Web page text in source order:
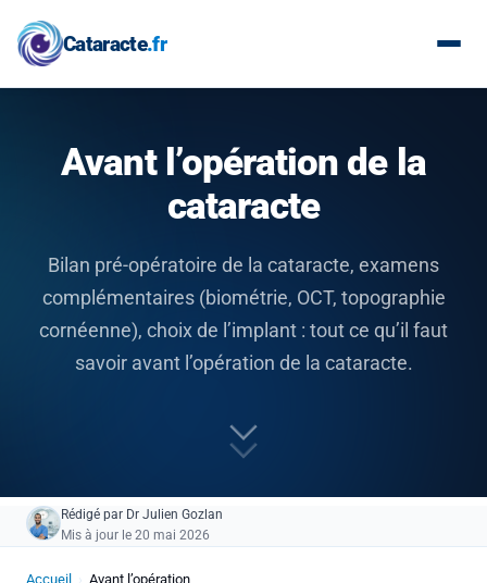
Cataracte.fr
Avant l’opération de la
cataracte
Bilan pré-opératoire de la cataracte, examens
complémentaires (biométrie, OCT, topographie
cornéenne), choix de l’implant : tout ce qu’il faut
savoir avant l’opération de la cataracte.
Rédigé par Dr Julien Gozlan
Mis à jour le 20 mai 2026
Accueil › Avant l’opération